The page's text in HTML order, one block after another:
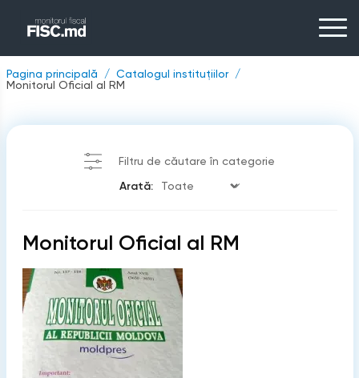
Pagina principală
Catalogul instituțiilor
Monitorul Oficial al RM
Filtru de căutare în categorie
Arată:
Monitorul Oficial al RM